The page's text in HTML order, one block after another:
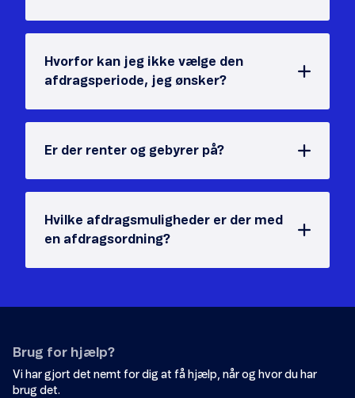
Hvorfor kan jeg ikke vælge den
afdragsperiode, jeg ønsker?
Er der renter og gebyrer på?
Hvilke afdragsmuligheder er der med
en afdragsordning?
Brug for hjælp?
Vi har gjort det nemt for dig at få hjælp, når og hvor du har
brug det.